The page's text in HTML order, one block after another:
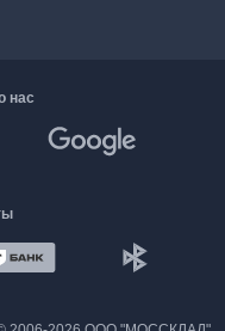
нас